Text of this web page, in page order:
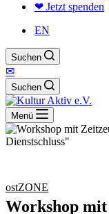
❤ Jetzt spenden
EN
Suchen
✉
Suchen
Menü
ostZONE
Workshop